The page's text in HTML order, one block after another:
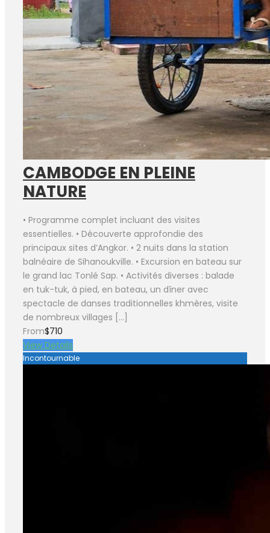
CAMBODGE EN PLEINE
NATURE
• Programme complet incluant des visites
essentielles. • Découverte approfondie des
principaux sites d’Angkor. • 2 nuits dans la station
balnéaire de Sihanoukville. • Excursion en bateau sur
le grand lac Tonlé Sap. • Activités diverses : balade
en tuk-tuk, à pied, en bateau, un dîner avec
spectacle de danses traditionnelles khmères, visite
de nombreux villages […]
From$710
View Details
Incontournable